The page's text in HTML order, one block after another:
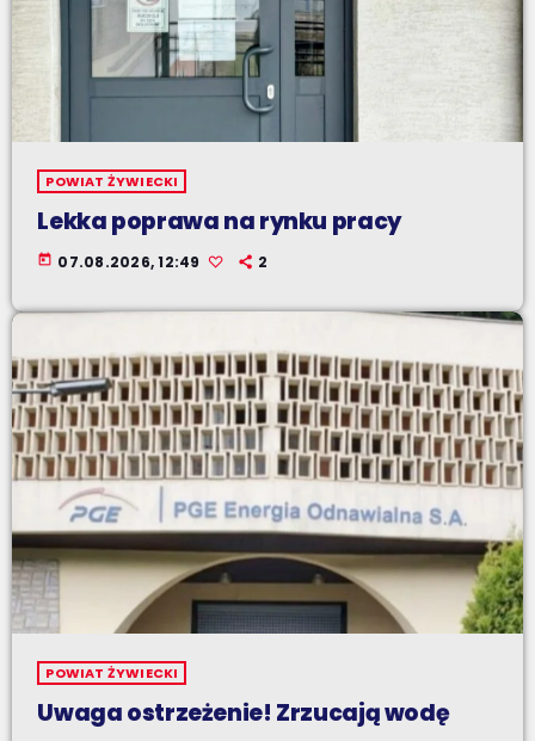
POWIAT ŻYWIECKI
Lekka poprawa na rynku pracy
today 07.08.2026, 12:49 2
POWIAT ŻYWIECKI
Uwaga ostrzeżenie! Zrzucają wodę